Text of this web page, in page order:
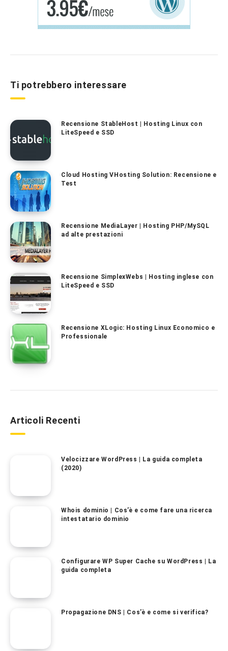
Ti potrebbero interessare
Recensione StableHost | Hosting Linux con
LiteSpeed e SSD
Cloud Hosting VHosting Solution: Recensione e
Test
Recensione MediaLayer | Hosting PHP/MySQL
ad alte prestazioni
Recensione SimplexWebs | Hosting inglese con
LiteSpeed e SSD
Recensione XLogic: Hosting Linux Economico e
Professionale
Articoli Recenti
Velocizzare WordPress | La guida completa
(2020)
Whois dominio | Cos’è e come fare una ricerca
intestatario dominio
Configurare WP Super Cache su WordPress | La
guida completa
Propagazione DNS | Cos’è e come si verifica?